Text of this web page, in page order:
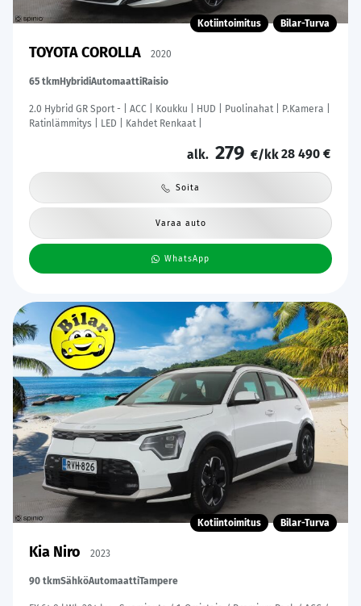
Kotiintoimitus Bilar-Turva
TOYOTA COROLLA 2020
65 tkmHybridiAutomaattiRaisio
2.0 Hybrid GR Sport - | ACC | Koukku | HUD | Puolinahat | P.Kamera |
Ratinlämmitys | LED | Kahdet Renkaat |
alk. 279 €/kk28 490 €
Soita
Varaa auto
WhatsApp
Kotiintoimitus Bilar-Turva
Kia Niro 2023
90 tkmSähköAutomaattiTampere